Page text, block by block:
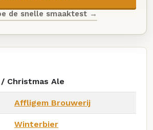
de snelle smaaktest →
Christmas Ale
Affligem Brouwerij
Winterbier